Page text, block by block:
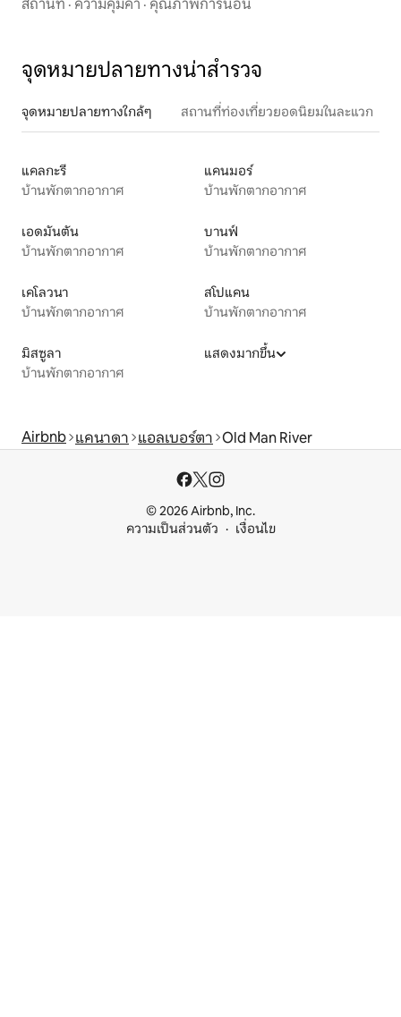
สถานที่ · ความคุ้มค่า · คุณภาพการนอน
จุดหมายปลายทางน่าสำรวจ
จุดหมายปลายทางใกล้ๆ สถานที่ท่องเที่ยวยอดนิยมในละแวก
แคลกะรี
บ้านพักตากอากาศ
แคนมอร์
บ้านพักตากอากาศ
เอดมันตัน
บ้านพักตากอากาศ
บานฟ์
บ้านพักตากอากาศ
เคโลวนา
บ้านพักตากอากาศ
สโปแคน
บ้านพักตากอากาศ
มิสซูลา
บ้านพักตากอากาศ
แสดงมากขึ้น
Airbnb แคนาดา แอลเบอร์ตา Old Man River
© 2026 Airbnb, Inc.
ความเป็นส่วนตัว
เงื่อนไข